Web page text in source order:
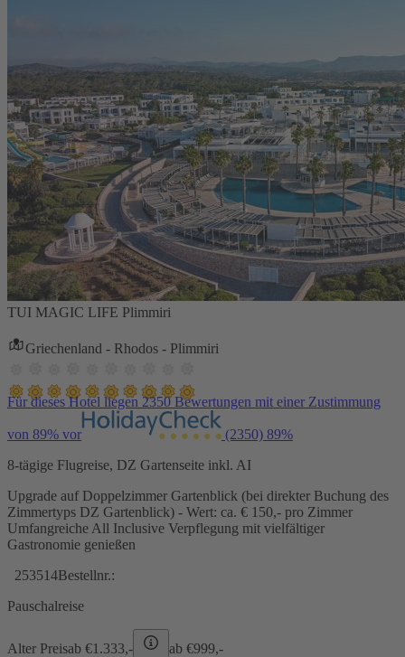
TUI MAGIC LIFE Plimmiri
Griechenland - Rhodos - Plimmiri
Für dieses Hotel liegen 2350 Bewertungen mit einer Zustimmung
von 89% vor (2350) 89%
8-tägige Flugreise, DZ Gartenseite inkl. AI
Upgrade auf Doppelzimmer Gartenblick (bei direkter Buchung des
Zimmertyps DZ Gartenblick) - Wert: ca. € 150,- pro Zimmer
Umfangreiche All Inclusive Verpflegung mit vielfältiger
Gastronomie genießen
253514Bestellnr.:
Pauschalreise
Alter Preisab €1.333,- ab €999,-